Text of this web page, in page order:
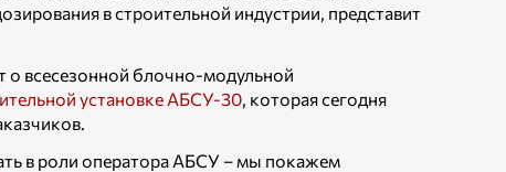
в строительной индустрии, представит
о всесезонной блочно-модульной
установке АБСУ-30, которая сегодня
в роли оператора АБСУ – мы покажем